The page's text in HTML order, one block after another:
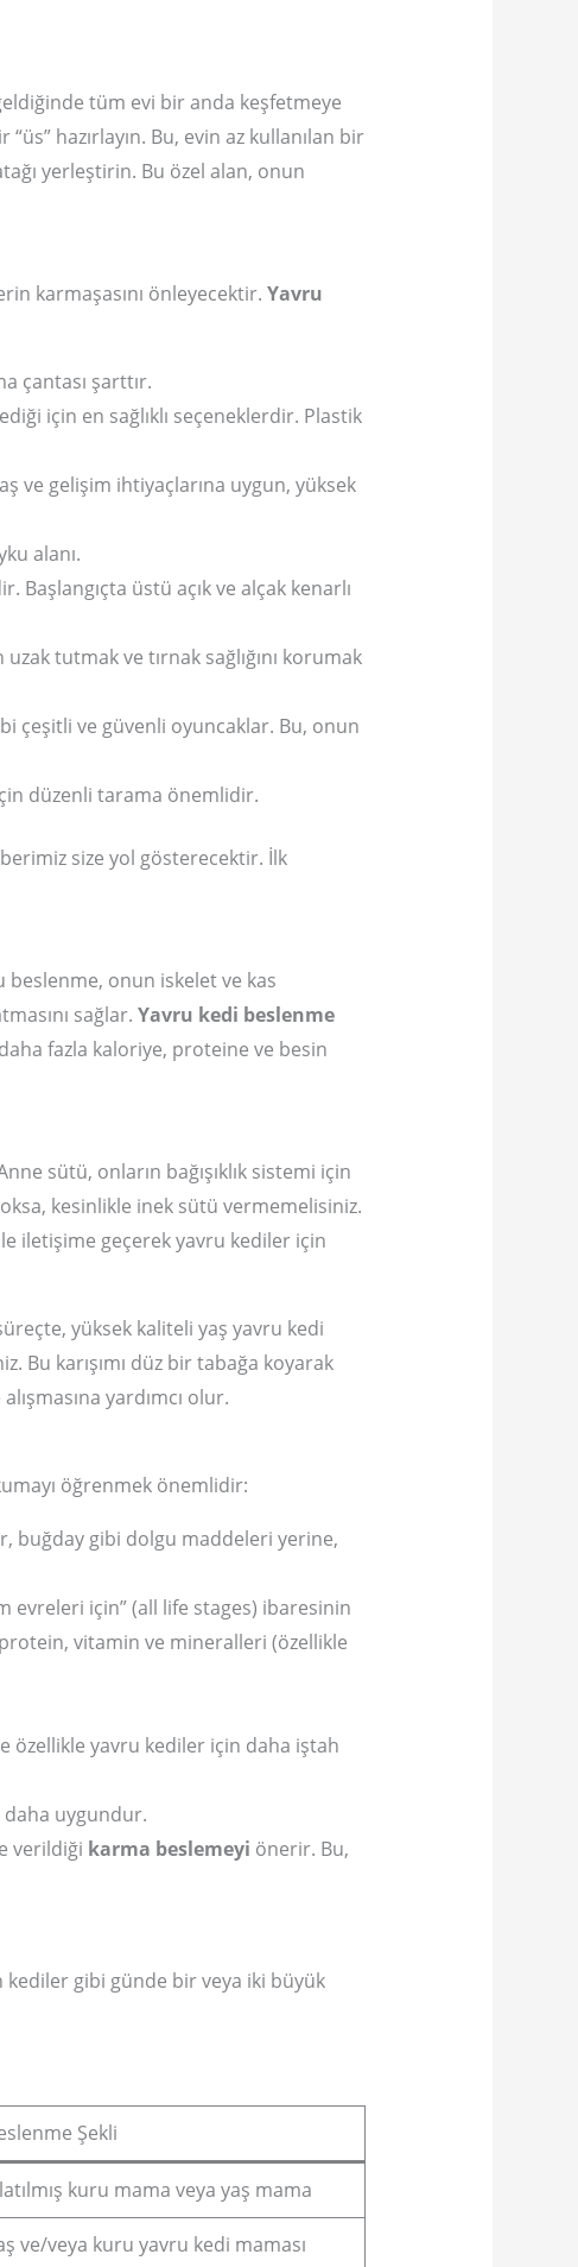
tüm evi bir anda keşfetmeye
hazırlayın. Bu, evin az kullanılan bir
yerleştirin. Bu özel alan, onun
karmaşasını önleyecektir. Yavru
çantası şarttır.
için en sağlıklı seçeneklerdir. Plastik
ve gelişim ihtiyaçlarına uygun, yüksek
alanı.
Başlangıçta üstü açık ve alçak kenarlı
tutmak ve tırnak sağlığını korumak
çeşitli ve güvenli oyuncaklar. Bu, onun
düzenli tarama önemlidir.
size yol gösterecektir. İlk
onun iskelet ve kas
sağlar. Yavru kedi beslenme
fazla kaloriye, proteine ve besin
sütü, onların bağışıklık sistemi için
kesinlikle inek sütü vermemelisiniz.
iletişime geçerek yavru kediler için
yüksek kaliteli yaş yavru kedi
Bu karışımı düz bir tabağa koyarak
yardımcı olur.
öğrenmek önemlidir:
buğday gibi dolgu maddeleri yerine,
evreleri için” (all life stages) ibaresinin
vitamin ve mineralleri (özellikle
özellikle yavru kediler için daha iştah
daha uygundur.
verildiği karma beslemeyi önerir. Bu,
gibi günde bir veya iki büyük
Şekli
kuru mama veya yaş mama
ve/veya kuru yavru kedi maması